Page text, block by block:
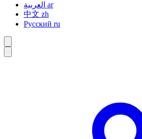
ar
中文 zh
Русский ru